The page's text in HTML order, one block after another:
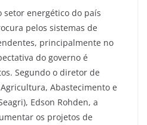
energético do país
pelos sistemas de
principalmente no
do governo é
Segundo o diretor de
Abastecimento e
Edson Rohden, a
os projetos de